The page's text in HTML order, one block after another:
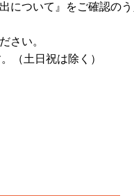
について』
をご確認の
さい。
（土日祝は除く）